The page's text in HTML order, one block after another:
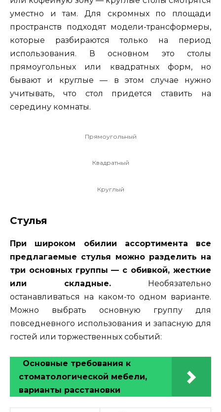
уместно и там. Для скромных по площади
пространств подходят модели-трансформеры,
которые разбираются только на период
использования. В основном это столы
прямоугольных или квадратных форм, но
бывают и круглые — в этом случае нужно
учитывать, что стол придется ставить на
середину комнаты.
Прямоугольный
Квадратный
Круглый
Стулья
При широком обилии ассортимента все
предлагаемые стулья можно разделить на
три основных группы — с обивкой, жесткие
или складные. Необязательно
останавливаться на каком-то одном варианте.
Можно выбрать основную группу для
повседневного использования и запасную для
гостей или торжественных событий:
Основные требования к
стоматологической мебели,
варианты расстановки